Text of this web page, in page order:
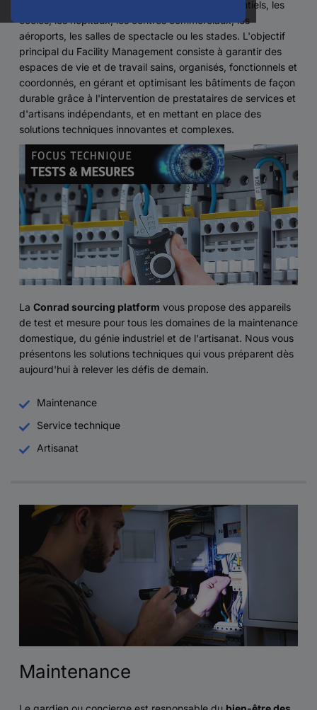
les immeubles de bureaux, les immeubles résidentiels, les
écoles, les hôpitaux, les centres commerciaux, les
aéroports, les salles de spectacle ou les stades. L'objectif
principal du Facility Management consiste à garantir des
espaces de vie et de travail sains, organisés, fonctionnels et
coordonnés, en gérant et optimisant les bâtiments de façon
durable grâce à l'intervention de prestataires de services et
d'artisans indépendants, et en mettant en place des
solutions techniques innovantes et complexes.
La Conrad sourcing platform vous propose des appareils
de test et mesure pour tous les domaines de la maintenance
domestique, du génie industriel et de l'artisanat. Nous vous
présentons les solutions techniques qui vous préparent dès
aujourd'hui à relever les défis de demain.
Maintenance
Service technique
Artisanat
Maintenance